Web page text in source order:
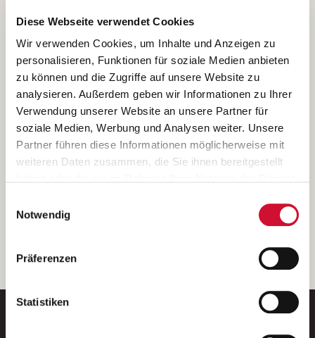
Diese Webseite verwendet Cookies
Wir verwenden Cookies, um Inhalte und Anzeigen zu
personalisieren, Funktionen für soziale Medien anbieten
zu können und die Zugriffe auf unsere Website zu
analysieren. Außerdem geben wir Informationen zu Ihrer
Verwendung unserer Website an unsere Partner für
soziale Medien, Werbung und Analysen weiter. Unsere
Partner führen diese Informationen möglicherweise mit
weiteren Daten zusammen, die Sie ihnen bereitgestellt
Wenn Sie auf „Cookies zulassen“ klicken, so stimmen
Sie der Speicherung sämtlicher Cookies zu. Sie können
Ihre Einwilligung selbstverständlich jederzeit widerrufen,
indem Sie die Cookie-Einstellungen aufrufen und diese
unserer
Notwendig
Präferenzen
Statistiken
Ich bin damit einverstanden, dass meine personenbezogenen Daten
ausschließlich zum Zweck der Durchführung der Kontaktanfrage
verarbeitet, auf IT- Systemen der Garitz Bewirtschaftungsbetriebe
GmbH, Heinrich-von-Kleist-Straße 2, 97688 Bad Kissingen
(Betreiber) gespeichert und an die für das Stellenangebot
verantwortliche Stelle zur Kontaktaufnahme weitergegeben
werden.
Diese Einwilligungserklärung kann ich jederzeit gegenüber dem
Weitere Details können Sie der
entnehmen.